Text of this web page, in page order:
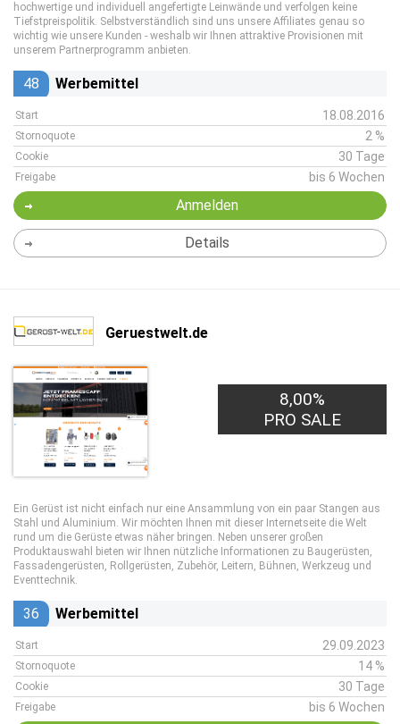
hochwertige und individuell angefertigte Leinwände und verfolgen keine
Tiefstpreispolitik. Selbstverständlich sind uns unsere Affiliates genau so
wichtig wie unsere Kunden - weshalb wir Ihnen attraktive Provisionen mit
unserem Partnerprogramm anbieten.
48 Werbemittel
Start 18.08.2016
Stornoquote 2 %
Cookie 30 Tage
Freigabe bis 6 Wochen
Anmelden
Details
Geruestwelt.de
8,00%
PRO SALE
Ein Gerüst ist nicht einfach nur eine Ansammlung von ein paar Stangen aus
Stahl und Aluminium. Wir möchten Ihnen mit dieser Internetseite die Welt
rund um die Gerüste etwas näher bringen. Neben unserer großen
Produktauswahl bieten wir Ihnen nützliche Informationen zu Baugerüsten,
Fassadengerüsten, Rollgerüsten, Zubehör, Leitern, Bühnen, Werkzeug und
Eventtechnik.
36 Werbemittel
Start 29.09.2023
Stornoquote 14 %
Cookie 30 Tage
Freigabe bis 6 Wochen